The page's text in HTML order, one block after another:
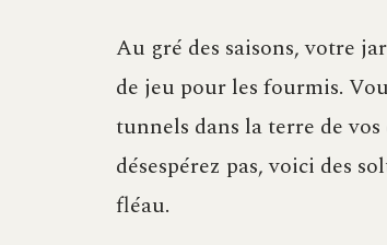
Au gré des saisons, votre
de jeu pour les fourmis.
tunnels dans la terre de
désespérez pas, voici des
fléau.